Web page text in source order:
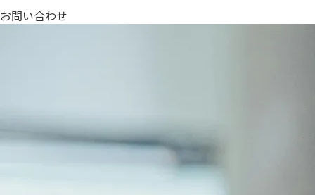
お問い合わせ